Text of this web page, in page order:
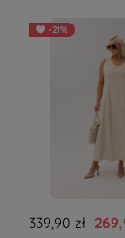
-21%
339,90 zł